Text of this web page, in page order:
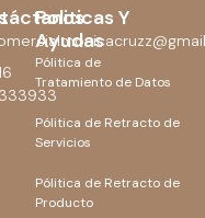
Politicas Y
Ayudas
Pólitica de
Tratamiento de Datos
Pólitica de Retracto de
Servicios
Pólitica de Retracto de
Producto